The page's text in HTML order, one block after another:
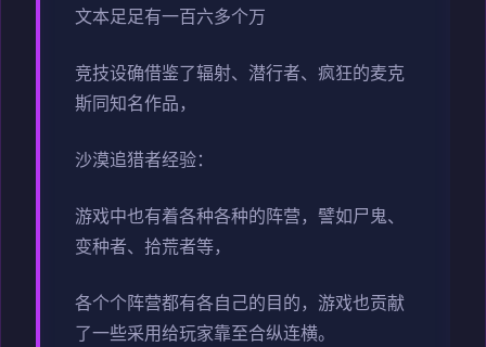
文本足足有一百六多个万
竞技设确借鉴了辐射、潜行者、疯狂的麦克
斯同知名作品，
沙漠追猎者经验：
游戏中也有着各种各种的阵营，譬如尸鬼、
变种者、拾荒者等，
各个个阵营都有各自己的目的，游戏也贡献
了一些采用给玩家靠至合纵连横。